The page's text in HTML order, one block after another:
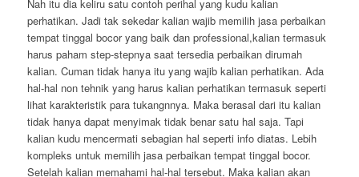
Nah itu dia keliru satu contoh perihal yang kudu kalian
perhatikan. Jadi tak sekedar kalian wajib memilih jasa perbaikan
tempat tinggal bocor yang baik dan professional,kalian termasuk
harus paham step-stepnya saat tersedia perbaikan dirumah
kalian. Cuman tidak hanya itu yang wajib kalian perhatikan. Ada
hal-hal non tehnik yang harus kalian perhatikan termasuk seperti
lihat karakteristik para tukangnnya. Maka berasal dari itu kalian
tidak hanya dapat menyimak tidak benar satu hal saja. Tapi
kalian kudu mencermati sebagian hal seperti info diatas. Lebih
kompleks untuk memilih jasa perbaikan tempat tinggal bocor.
Setelah kalian memahami hal-hal tersebut. Maka kalian akan